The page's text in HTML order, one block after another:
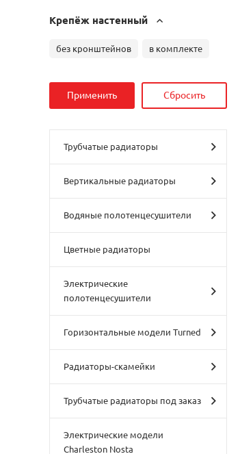
Крепёж настенный
без кронштейнов в комплекте
Трубчатые радиаторы
Вертикальные радиаторы
Водяные полотенцесушители
Цветные радиаторы
Электрические
полотенцесушители
Горизонтальные модели Turned
Радиаторы-скамейки
Трубчатые радиаторы под заказ
Электрические модели
Charleston Nosta